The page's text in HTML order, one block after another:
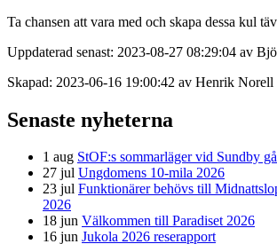
Ta chansen att vara med och skapa dessa kul
Uppdaterad senast: 2023-08-27 08:29:04 av
Skapad: 2023-06-16 19:00:42 av Henrik Norell
Senaste nyheterna
1 aug StOF:s sommarläger vid Sundby
27 jul Ungdomens 10-mila 2026
23 jul Funktionärer behövs till
2026
18 jun Välkommen till Paradiset 2026
16 jun Jukola 2026 reserapport